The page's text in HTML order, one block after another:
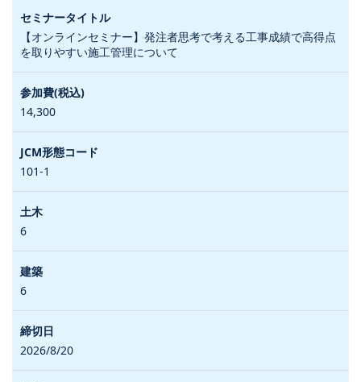
【オンラインセミナー】発注者思考で考える工事成績で高得点
を取りやすい施工管理について
14,300
101-1
6
6
2026/8/20